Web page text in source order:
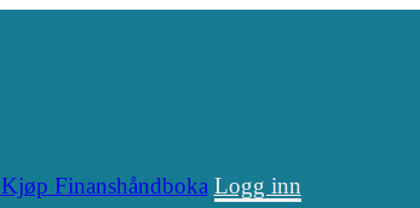
Kjøp Finanshåndboka Logg inn